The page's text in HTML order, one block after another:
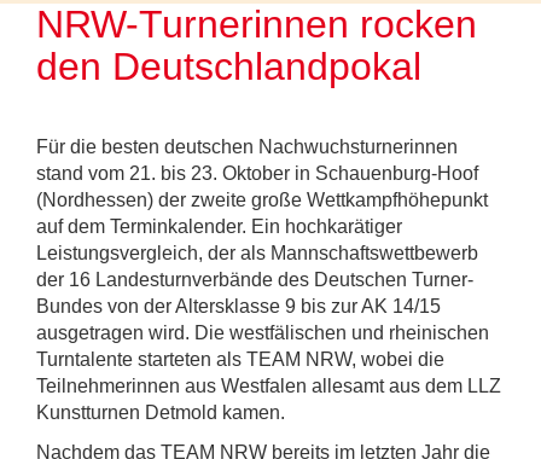
NRW-Turnerinnen rocken
den Deutschlandpokal
Für die besten deutschen Nachwuchsturnerinnen
stand vom 21. bis 23. Oktober in Schauenburg-Hoof
(Nordhessen) der zweite große Wettkampfhöhepunkt
auf dem Terminkalender. Ein hochkarätiger
Leistungsvergleich, der als Mannschaftswettbewerb
der 16 Landesturnverbände des Deutschen Turner-
Bundes von der Altersklasse 9 bis zur AK 14/15
ausgetragen wird. Die westfälischen und rheinischen
Turntalente starteten als TEAM NRW, wobei die
Teilnehmerinnen aus Westfalen allesamt aus dem LLZ
Kunstturnen Detmold kamen.
Nachdem das TEAM NRW bereits im letzten Jahr die